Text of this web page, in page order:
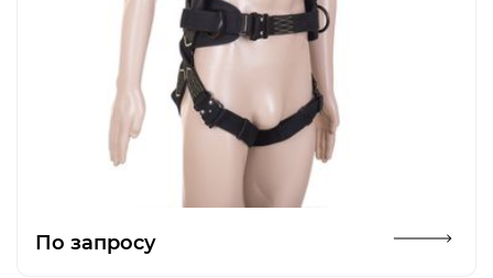
По запросу